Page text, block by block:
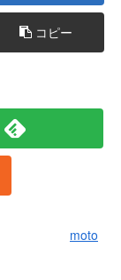
コピー
moto